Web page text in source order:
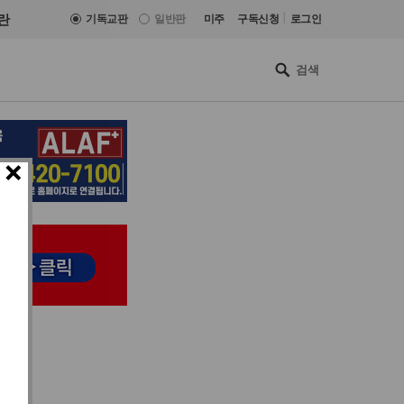
기독교판 일반판 미주 구독신청 로그인
×